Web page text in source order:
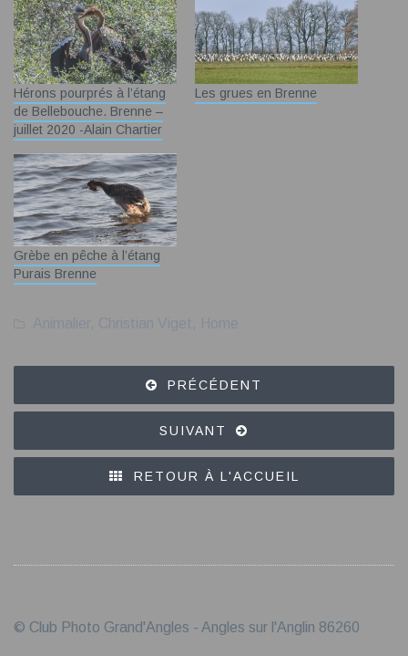
Hérons pourprés à l’étang
de Bellebouche. Brenne –
juillet 2020 -Alain Chartier
Les grues en Brenne
Grèbe en pêche à l’étang
Purais Brenne
PRÉCÉDENT
SUIVANT
RETOUR À L'ACCUEIL
© Club Photo Grand'Angles - Angles sur l'Anglin 86260